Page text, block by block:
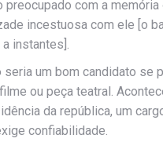
preocupado com a memória
incestuosa com ele [o
instantes].
seria um bom candidato se
ou peça teatral.
da república, um
confiabilidade.